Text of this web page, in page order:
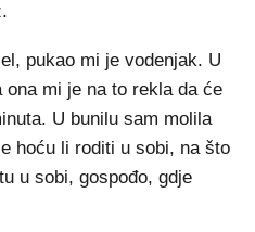
pukao mi je vodenjak. U
mi je na to rekla da će
U bunilu sam molila
hoću li roditi u sobi, na što
u sobi, gospođo, gdje